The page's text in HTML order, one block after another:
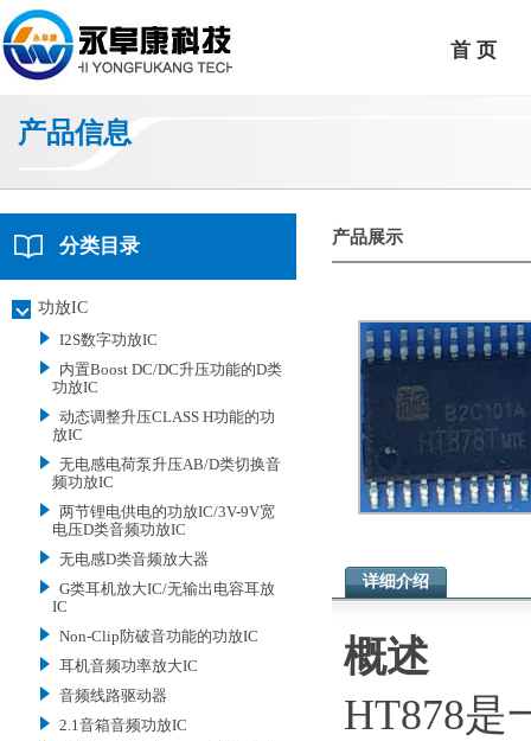
首 页
产品信息
分类目录
功放IC
I2S数字功放IC
内置Boost DC/DC升压功能的D类
功放IC
动态调整升压CLASS H功能的功
放IC
无电感电荷泵升压AB/D类切换音
频功放IC
两节锂电供电的功放IC/3V-9V宽
电压D类音频功放IC
无电感D类音频放大器
G类耳机放大IC/无输出电容耳放
IC
Non-Clip防破音功能的功放IC
耳机音频功率放大IC
音频线路驱动器
2.1音箱音频功放IC
产品展示
详细介绍
概述
HT878是